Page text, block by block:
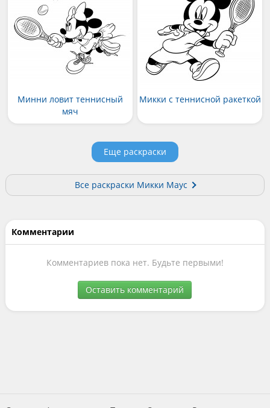
Минни ловит теннисный
мяч
Микки с теннисной ракеткой
Еще раскраски
Все раскраски Микки Маус
Комментарии
Комментариев пока нет. Будьте первыми!
Оставить комментарий